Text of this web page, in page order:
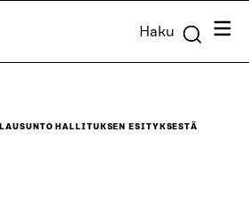
Haku
LAUSUNTO HALLITUKSEN ESITYKSESTÄ